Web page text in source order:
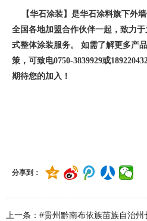
【华石涂装】是华石涂料旗下外
全国各地加盟合作伙伴一起，致力
式整体涂装服务。 如需了解更多产
策，可致电0750-3839929或
期待您的加入！
分享到：
上一条：#贵州黔南布依族苗族自治